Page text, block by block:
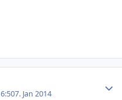
7. Jan 2014